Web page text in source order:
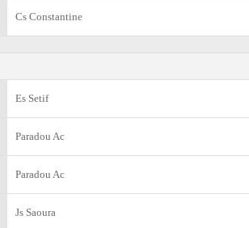
Cs Constantine
Es Setif
Paradou Ac
Paradou Ac
Js Saoura